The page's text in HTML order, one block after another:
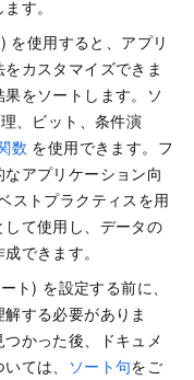
す。
を使用すると、アプリ
カスタマイズできま
をソートします。ソ
、ビット、条件演
数 を使用できます。フ
アプリケーション向
ストプラクティスを用
て使用し、データの
できます。
ト) を設定する前に、
する必要がありま
かった後、ドキュメ
ては、
ソート句をご